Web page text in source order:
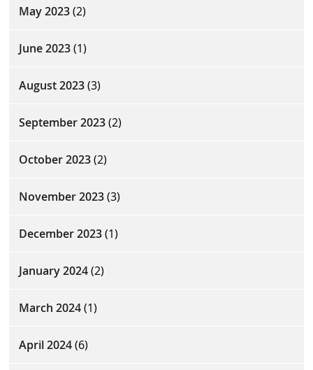
May 2023(2)
June 2023(1)
August 2023(3)
September 2023(2)
October 2023(2)
November 2023(3)
December 2023(1)
January 2024(2)
March 2024(1)
April 2024(6)